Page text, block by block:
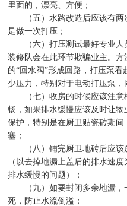
里面的，漂亮、方便；
（五）水路改造后应该有两
是做一次打压；
（六）打压测试最好专业人
装修队会在此环节欺骗业主。
的“回水阀”形成回路，打压泵看
少压力，特别对于电动打压泵，
（七）收房的时候应该注意
畅，如果排水缓慢应该及时让
保护，特别是在厨卫贴瓷砖期
塞；
（八）铺完厨卫地砖后应该
（以去掉地漏上盖后的排水速
排水缓慢的问题）；
（九）如要封闭多余地漏，
死，防止水流倒溢；